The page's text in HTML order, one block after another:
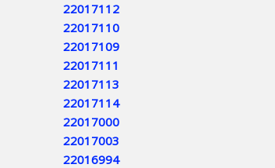
22017112
22017110
22017109
22017111
22017113
22017114
22017000
22017003
22016994